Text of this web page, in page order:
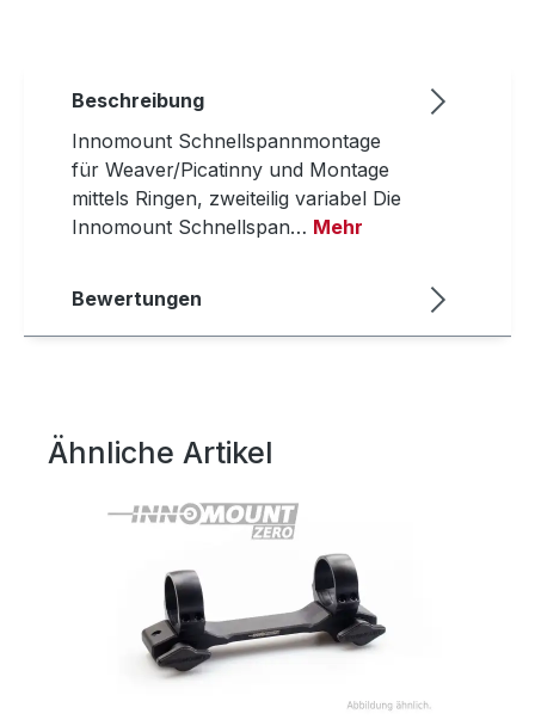
Beschreibung
Innomount Schnellspannmontage
für Weaver/Picatinny und Montage
mittels Ringen, zweiteilig variabel Die
Innomount Schnellspan… Mehr
Bewertungen
Produktgalerie überspringen
Ähnliche Artikel